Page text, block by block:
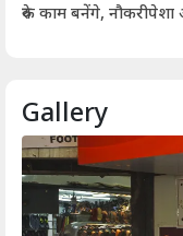
रुके काम बनेंगे, नौकरीपेशा
Gallery